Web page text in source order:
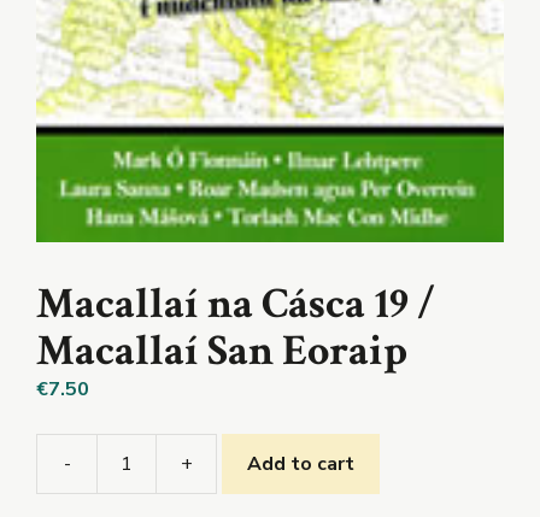
Macallaí na Cásca 19 /
Macallaí San Eoraip
€7.50
-
Macallaí
+ Add to cart